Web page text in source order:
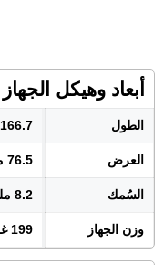
أبعاد وهيكل الجهاز
الطول 166.7 ملم
العرض 76.5 ملم
السُمك 8.2 ملم
وزن الجهاز 199 غرام